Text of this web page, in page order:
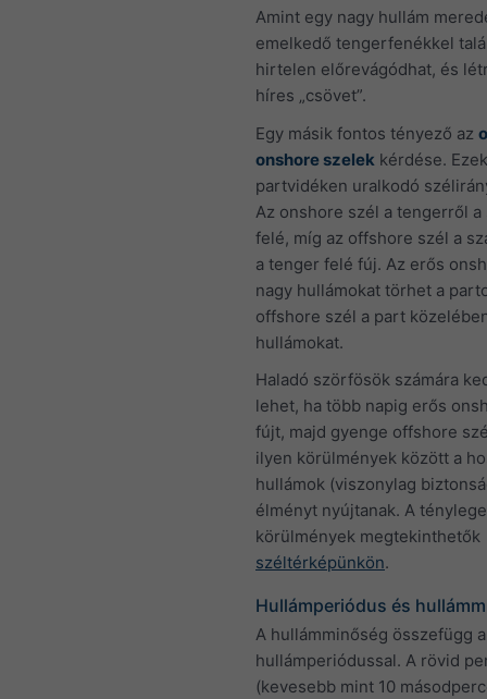
Amint egy nagy hullám
emelkedő tengerfenékkel
hirtelen előrevágódhat, és
híres „csövet”.
Egy másik fontos tényező az
onshore szelek kérdése.
partvidéken uralkodó
Az onshore szél a tengerről a
felé, míg az offshore szél a
a tenger felé fúj. Az erős
nagy hullámokat törhet a
offshore szél a part
hullámokat.
Haladó szörfösök számára
lehet, ha több napig erős
fújt, majd gyenge offshore
ilyen körülmények között a
hullámok (viszonylag
élményt nyújtanak. A
körülmények megtekinthetők
széltérképünkön.
Hullámperiódus és
A hullámminőség összefügg a
hullámperiódussal. A rövid
(kevesebb mint 10